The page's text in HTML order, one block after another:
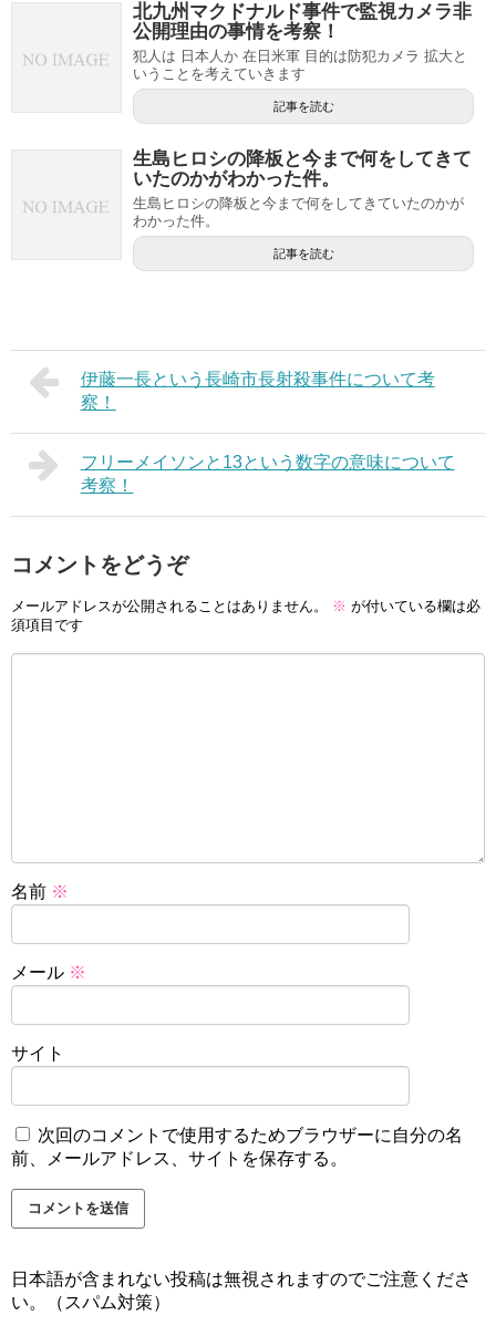
北九州マクドナルド事件で監視カメラ非
公開理由の事情を考察！
犯人は 日本人か 在日米軍 目的は防犯カメラ 拡大と
いうことを考えていきます
記事を読む
生島ヒロシの降板と今まで何をしてきて
いたのかがわかった件。
生島ヒロシの降板と今まで何をしてきていたのかが
わかった件。
記事を読む
伊藤一長という長崎市長射殺事件について考
察！
フリーメイソンと13という数字の意味について
考察！
コメントをどうぞ
メールアドレスが公開されることはありません。 ※ が付いている欄は必
須項目です
名前 ※
メール ※
サイト
次回のコメントで使用するためブラウザーに自分の名
前、メールアドレス、サイトを保存する。
日本語が含まれない投稿は無視されますのでご注意くださ
い。（スパム対策）